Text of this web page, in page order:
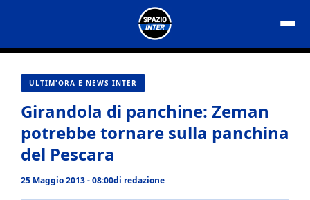
contenuto
ULTIM'ORA E NEWS INTER
Girandola di panchine: Zeman
potrebbe tornare sulla panchina
del Pescara
25 Maggio 2013 - 08:00di redazione